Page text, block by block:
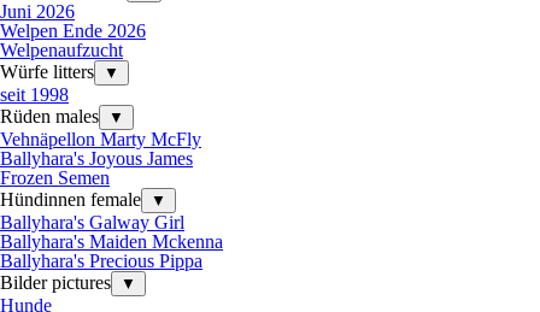
Juni 2026
Welpen Ende 2026
Welpenaufzucht
Würfe litters
▼
seit 1998
Rüden males
▼
Vehnäpellon Marty McFly
Ballyhara's Joyous James
Frozen Semen
Hündinnen female
▼
Ballyhara's Galway Girl
Ballyhara's Maiden Mckenna
Ballyhara's Precious Pippa
Bilder pictures
▼
Hunde